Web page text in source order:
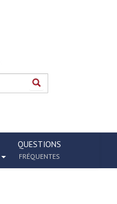
QUESTIONS
FRÉQUENTES